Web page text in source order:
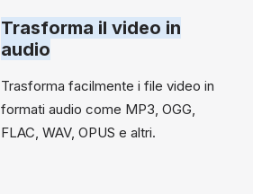
Trasforma il video in
audio
Trasforma facilmente i file video in
formati audio come MP3, OGG,
FLAC, WAV, OPUS e altri.